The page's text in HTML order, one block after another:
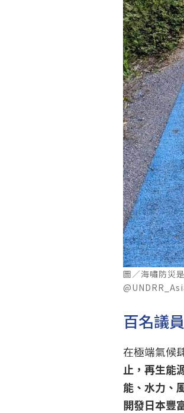
圖／海嘯防災
百名議
在極端氣候
止，再生能
能、水力、
開發日本豐